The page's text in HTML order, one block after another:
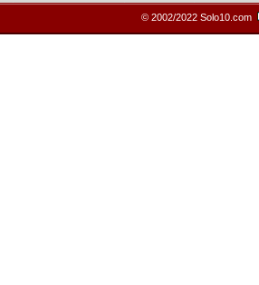
© 2002/2022 Solo10.com